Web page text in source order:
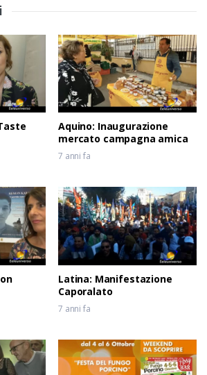
SORA: Il Vescovo Antonazzo sugli
orari delle Messe
6 anni fa
Aquino: Inaugurazione
mercato campagna amica
7 anni fa
Latina: Manifestazione
Caporalato
7 anni fa